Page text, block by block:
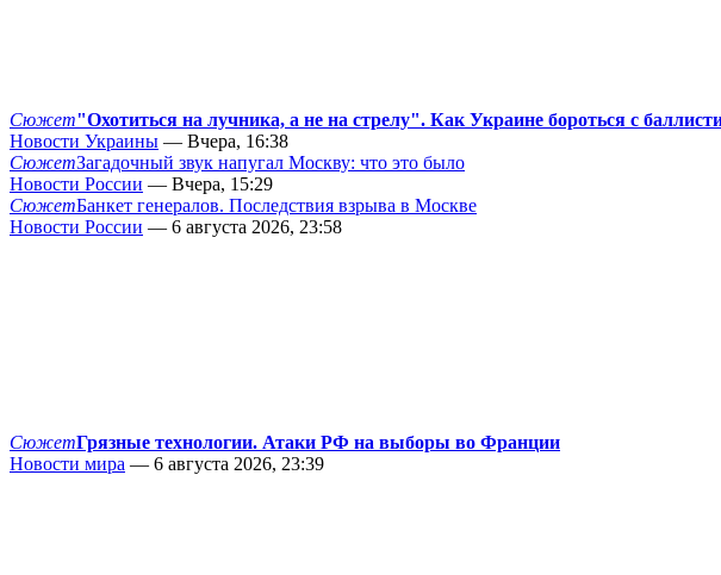
Сюжет"Охотиться на лучника, а не на стрелу". Как Украине бороться с
Новости Украины — Вчера, 16:38
СюжетЗагадочный звук напугал Москву: что это было
Новости России — Вчера, 15:29
СюжетБанкет генералов. Последствия взрыва в Москве
Новости России — 6 августа 2026, 23:58
СюжетГрязные технологии. Атаки РФ на выборы во Франции
Новости мира — 6 августа 2026, 23:39